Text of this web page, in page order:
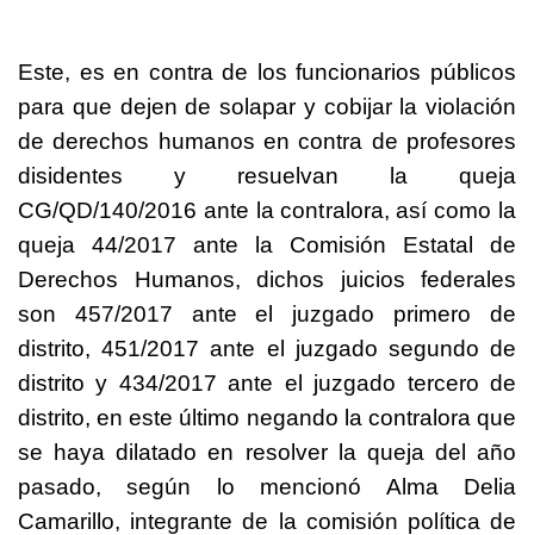
Este, es en contra de los funcionarios públicos
para que dejen de solapar y cobijar la violación
de derechos humanos en contra de profesores
disidentes y resuelvan la queja
CG/QD/140/2016 ante la contralora, así como la
queja 44/2017 ante la Comisión Estatal de
Derechos Humanos, dichos juicios federales
son 457/2017 ante el juzgado primero de
distrito, 451/2017 ante el juzgado segundo de
distrito y 434/2017 ante el juzgado tercero de
distrito, en este último negando la contralora que
se haya dilatado en resolver la queja del año
pasado, según lo mencionó Alma Delia
Camarillo, integrante de la comisión política de